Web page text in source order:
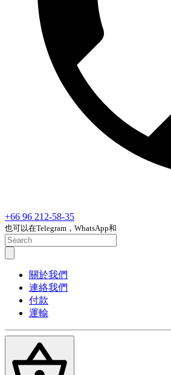
+66 96 212-58-35
也可以在Telegram，WhatsApp和
關於我們
連絡我們
付款
運輸